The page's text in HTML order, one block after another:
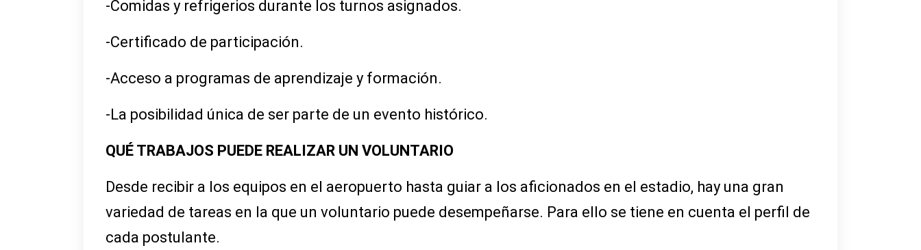
-Comidas y refrigerios durante los turnos asignados.
-Certificado de participación.
-Acceso a programas de aprendizaje y formación.
-La posibilidad única de ser parte de un evento histórico.
QUÉ TRABAJOS PUEDE REALIZAR UN VOLUNTARIO
Desde recibir a los equipos en el aeropuerto hasta guiar a los aficionados en el estadio, hay una gran
variedad de tareas en la que un voluntario puede desempeñarse. Para ello se tiene en cuenta el perfil de
cada postulante.